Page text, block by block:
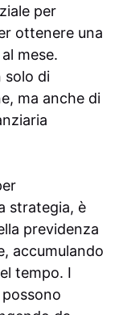
per
ottenere una
mese.
solo di
ma anche di
strategia, è
previdenza
accumulando
tempo. I